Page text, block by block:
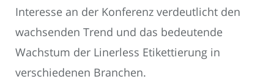
Interesse an der Konferenz verdeutlicht den
wachsenden Trend und das bedeutende
Wachstum der Linerless Etikettierung in
verschiedenen Branchen.